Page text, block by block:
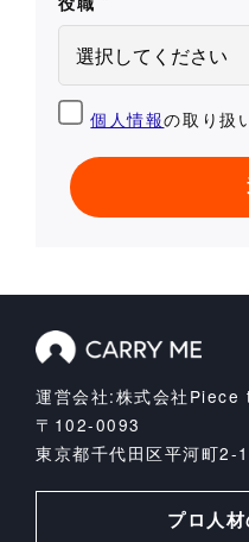
個人情報の取り扱
運営会社:株式会社Piece
〒102-0093
東京都千代田区平河町2-
プロ人